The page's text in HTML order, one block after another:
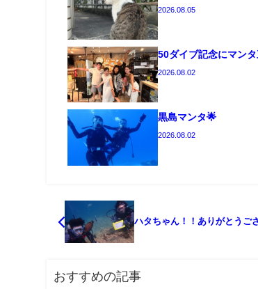
2026.08.05
50ダイブ記念にマンタ
2026.08.02
黒島マンタ🌟
2026.08.02
ハタちゃん！！ありがとうご
おすすめの記事